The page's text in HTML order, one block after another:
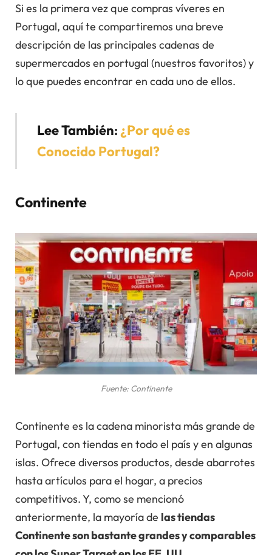
Si es la primera vez que compras víveres en
Portugal, aquí te compartiremos una breve
descripción de las principales cadenas de
supermercados en portugal (nuestros favoritos) y
lo que puedes encontrar en cada uno de ellos.
Lee También:¿Por qué es
Conocido Portugal?
Continente
Fuente: Continente
Continente es la cadena minorista más grande de
Portugal, con tiendas en todo el país y en algunas
islas. Ofrece diversos productos, desde abarrotes
hasta artículos para el hogar, a precios
competitivos. Y, como se mencionó
anteriormente, la mayoría de las tiendas
Continente son bastante grandes y comparables